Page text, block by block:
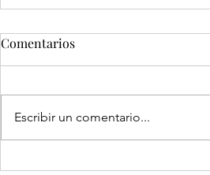
¡Completa tu Grado de 4 años
Comentarios
Escribir un comentario...